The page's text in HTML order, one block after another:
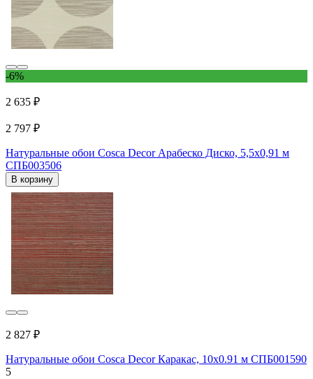
-6%
2 635 ₽
2 797 ₽
Натуральные обои Cosca Decor Арабеско Диско, 5,5x0,91 м
СПБ003506
В корзину
2 827 ₽
Натуральные обои Cosca Decor Каракас, 10x0.91 м СПБ001590
5